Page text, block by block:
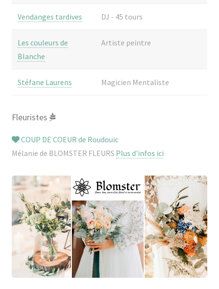
Vendanges tardives DJ - 45 tours
Les couleurs de
Blanche
Artiste peintre
Stéfane Laurens Magicien Mentaliste
Fleuristes
COUP DE COEUR de Roudouic
Mélanie de BLOMSTER FLEURS Plus d'infos ici